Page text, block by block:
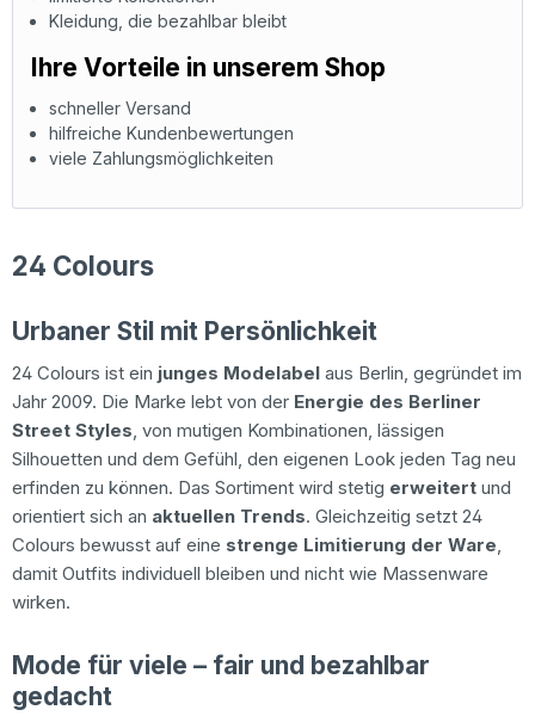
Kleidung, die bezahlbar bleibt
Ihre Vorteile in unserem Shop
schneller Versand
hilfreiche Kundenbewertungen
viele Zahlungsmöglichkeiten
24 Colours
Urbaner Stil mit Persönlichkeit
24 Colours ist ein junges Modelabel aus Berlin, gegründet im
Jahr 2009. Die Marke lebt von der Energie des Berliner
Street Styles , von mutigen Kombinationen, lässigen
Silhouetten und dem Gefühl, den eigenen Look jeden Tag neu
erfinden zu können. Das Sortiment wird stetig erweitert und
orientiert sich an aktuellen Trends. Gleichzeitig setzt 24
Colours bewusst auf eine strenge Limitierung der Ware
damit Outfits individuell bleiben und nicht wie Massenware
wirken.
Mode für viele – fair und bezahlbar
gedacht